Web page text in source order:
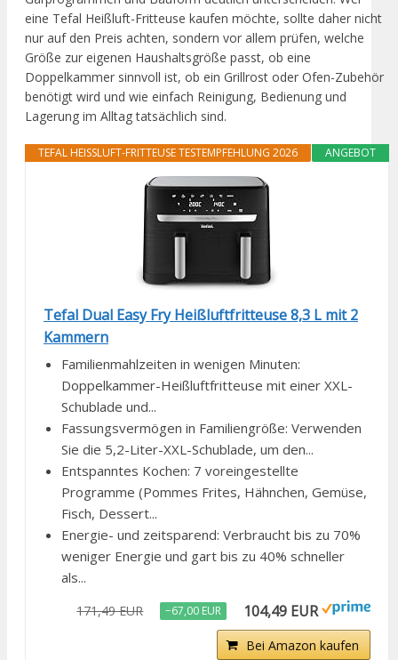
eine Tefal Heißluft-Fritteuse kaufen möchte, sollte daher nicht
nur auf den Preis achten, sondern vor allem prüfen, welche
Größe zur eigenen Haushaltsgröße passt, ob eine
Doppelkammer sinnvoll ist, ob ein Grillrost oder Ofen-Zubehör
benötigt wird und wie einfach Reinigung, Bedienung und
Lagerung im Alltag tatsächlich sind.
ANGEBOT
TEFAL HEISSLUFT-FRITTEUSE TESTEMPFEHLUNG 2026
Tefal Dual Easy Fry Heißluftfritteuse 8,3 L mit 2
Kammern
Familienmahlzeiten in wenigen Minuten:
Doppelkammer-Heißluftfritteuse mit einer XXL-
Schublade und...
Fassungsvermögen in Familiengröße: Verwenden
Sie die 5,2-Liter-XXL-Schublade, um den...
Entspanntes Kochen: 7 voreingestellte
Programme (Pommes Frites, Hähnchen, Gemüse,
Fisch, Dessert...
Energie- und zeitsparend: Verbraucht bis zu 70%
weniger Energie und gart bis zu 40% schneller
als...
171,49 EUR −67,00 EUR 104,49 EUR
Bei Amazon kaufen